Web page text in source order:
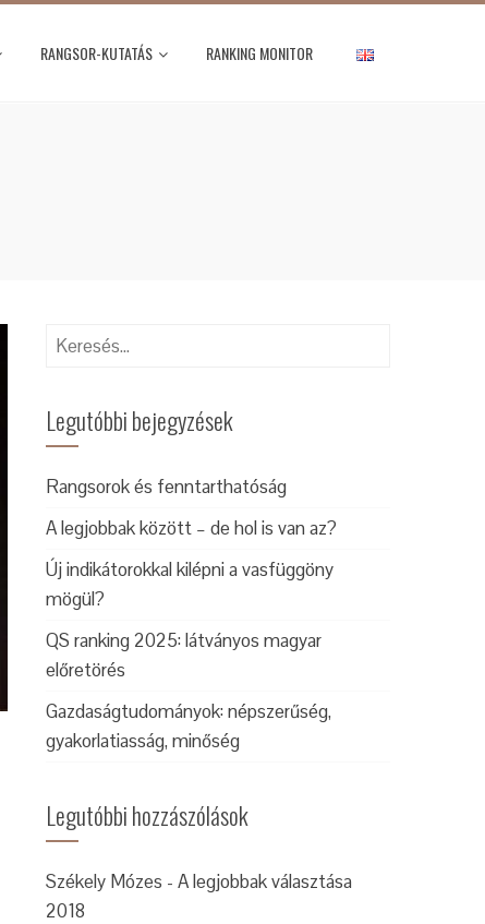
RANGSOR-KUTATÁS RANKING MONITOR
Keresés:
Legutóbbi bejegyzések
Rangsorok és fenntarthatóság
A legjobbak között – de hol is van az?
Új indikátorokkal kilépni a vasfüggöny
mögül?
QS ranking 2025: látványos magyar
előretörés
Gazdaságtudományok: népszerűség,
gyakorlatiasság, minőség
Legutóbbi hozzászólások
Székely Mózes -A legjobbak választása
2018